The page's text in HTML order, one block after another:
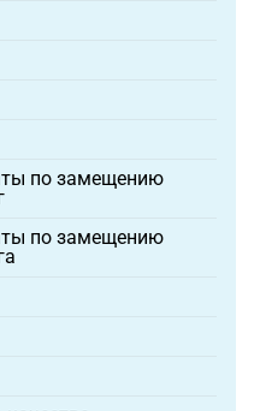
по замещению
по замещению